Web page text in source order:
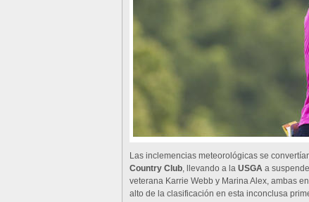
Las inclemencias meteorológicas se
Country Club, llevando a la USGA a
veterana Karrie Webb y Marina Alex, ambas
alto de la clasificación en esta inconclusa